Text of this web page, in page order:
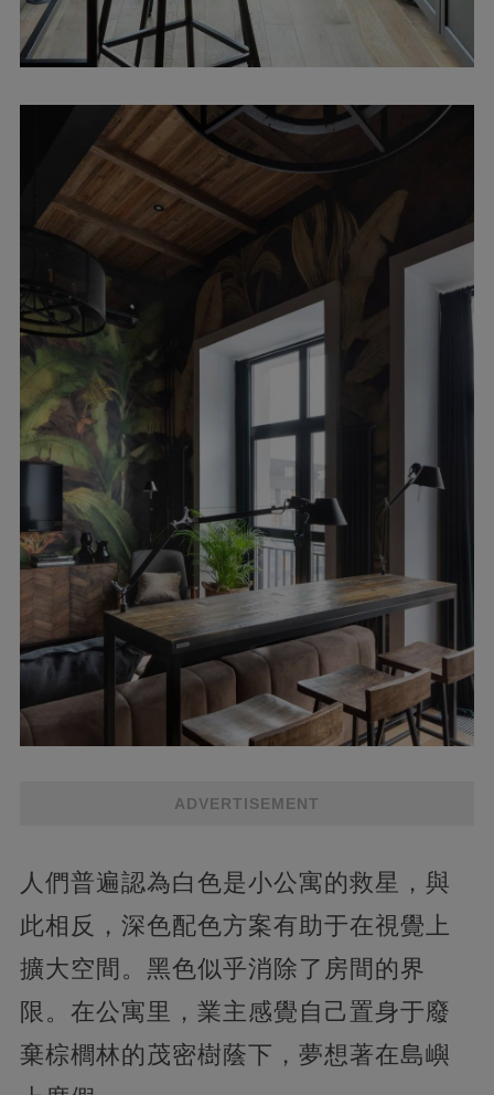
ADVERTISEMENT
人們普遍認為白色是小公寓的救星，與
此相反，深色配色方案有助于在視覺上
擴大空間。黑色似乎消除了房間的界
限。在公寓里，業主感覺自己置身于廢
棄棕櫚林的茂密樹蔭下，夢想著在島嶼